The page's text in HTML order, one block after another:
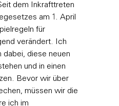
dem Inkrafttreten
am 1. April
für
verändert. Ich
dabei, diese neuen
und in einen
Bevor wir über
müssen wir die
ich im